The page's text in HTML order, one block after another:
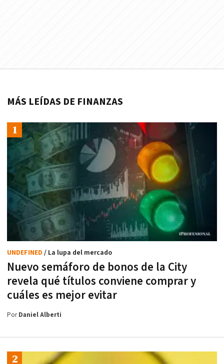
MÁS LEÍDAS DE FINANZAS
Nuevo semáforo de bonos de la City
revela qué títulos conviene comprar y
cuáles es mejor evitar
UNDEFINED / La lupa del mercado
PorDaniel Alberti